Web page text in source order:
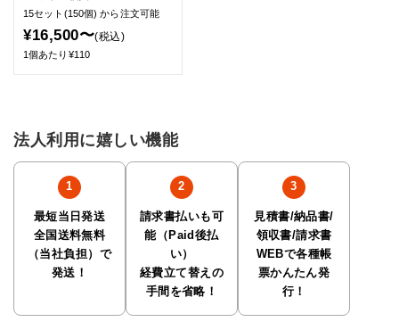
15セット(150個)から注文可能
¥16,500〜(税込)
1個あたり¥110
法人利用に嬉しい機能
最短当日発送
全国送料無料
（当社負担）で
発送！
請求書払いも可
能（Paid後払
い）
経費立て替えの
手間を省略！
見積書/納品書/
領収書/請求書
WEBで各種帳
票かんたん発
行！